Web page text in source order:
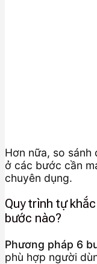
Hơn nữa, so sánh
ở các bước cần
chuyên dụng.
Quy trình tự
bước nào?
Phương pháp 6
phù hợp người